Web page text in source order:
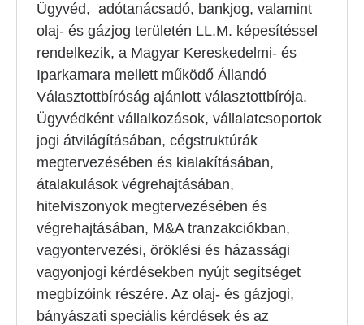
Ügyvéd, adótanácsadó, bankjog, valamint
olaj- és gázjog területén LL.M. képesítéssel
rendelkezik, a Magyar Kereskedelmi- és
Iparkamara mellett működő Állandó
Választottbíróság ajánlott választottbírója.
Ügyvédként vállalkozások, vállalatcsoportok
jogi átvilágításában, cégstruktúrák
megtervezésében és kialakításában,
átalakulások végrehajtásában,
hitelviszonyok megtervezésében és
végrehajtásában, M&A tranzakciókban,
vagyontervezési, öröklési és házassági
vagyonjogi kérdésekben nyújt segítséget
megbízóink részére. Az olaj- és gázjogi,
bányászati speciális kérdések és az